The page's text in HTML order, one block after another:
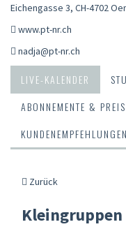
Eichengasse 3, CH-4702
www.pt-nr.ch
nadja@pt-nr.ch
LIVE-KALENDER
ABONNEMENTE &
KUNDENEMPFEHLUNGEN
Zurück